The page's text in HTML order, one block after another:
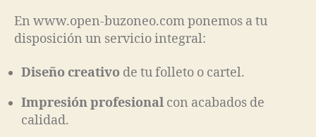
En www.open-buzoneo.com ponemos a tu
disposición un servicio integral:
Diseño creativo de tu folleto o cartel.
Impresión profesional con acabados de
calidad.